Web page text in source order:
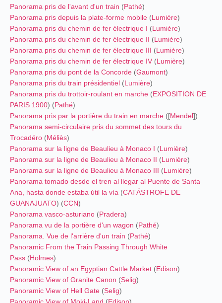
Panorama pris de l'avant d'un train (Pathé)
Panorama pris depuis la plate-forme mobile (Lumière)
Panorama pris du chemin de fer électrique I (Lumière)
Panorama pris du chemin de fer électrique II (Lumière)
Panorama pris du chemin de fer électrique III (Lumière)
Panorama pris du chemin de fer électrique IV (Lumière)
Panorama pris du pont de la Concorde (Gaumont)
Panorama pris du train présidentiel (Lumière)
Panorama pris du trottoir-roulant en marche (EXPOSITION DE
PARIS 1900) (Pathé)
Panorama pris par la portière du train en marche ([Mendel])
Panorama semi-circulaire pris du sommet des tours du
Trocadéro (Méliès)
Panorama sur la ligne de Beaulieu à Monaco I (Lumière)
Panorama sur la ligne de Beaulieu à Monaco II (Lumière)
Panorama sur la ligne de Beaulieu à Monaco III (Lumière)
Panorama tomado desde el tren al llegar al Puente de Santa
Ana, hasta donde estaba útil la vía (CATÁSTROFE DE
GUANAJUATO) (CCN)
Panorama vasco-asturiano (Pradera)
Panorama vu de la portière d'un wagon (Pathé)
Panorama. Vue de l'arrière d'un train (Pathé)
Panoramic From the Train Passing Through White
Pass (Holmes)
Panoramic View of an Egyptian Cattle Market (Edison)
Panoramic View of Granite Canon (Selig)
Panoramic View of Hell Gate (Selig)